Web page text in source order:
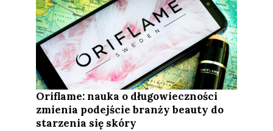
Oriflame: nauka o długowieczności
zmienia podejście branży beauty do
starzenia się skóry